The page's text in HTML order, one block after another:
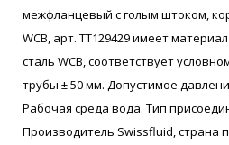
межфланцевый с голым штоком,
WCB, арт. ТТ129429 имеет
сталь WCB, соответствует
трубы ± 50 мм. Допустимое
Рабочая среда вода. Тип
Производитель Swissfluid, страна